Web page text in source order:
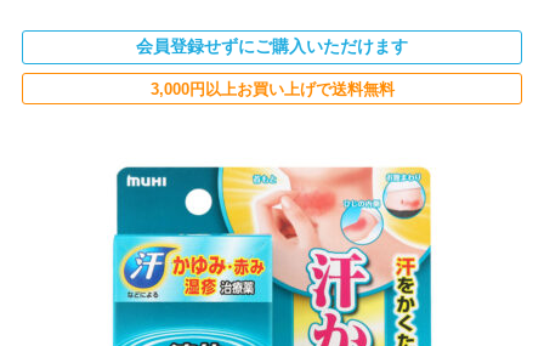
会員登録せずにご購入いただけます
3,000円以上お買い上げで送料無料
DEU
TUR
UKR
NLD
ROU
GRC